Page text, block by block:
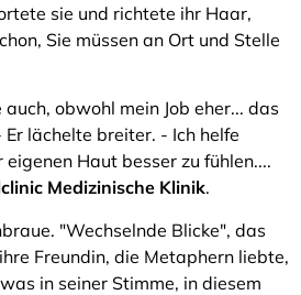
sie und richtete ihr Haar,
Sie müssen an Ort und Stelle
obwohl mein Job eher... das
lächelte breiter. - Ich helfe
eigenen Haut besser zu fühlen....
Medizinische Klinik.
"Wechselnde Blicke", das
Freundin, die Metaphern liebte,
in seiner Stimme, in diesem